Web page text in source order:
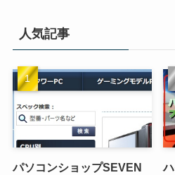
人気記事
パソコンショップSEVEN